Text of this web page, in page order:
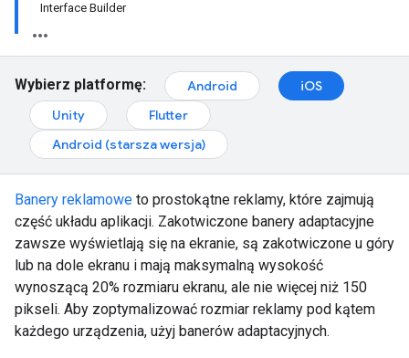
Interface Builder
Wybierz platformę: Android
iOS
Unity
Flutter
Android (starsza wersja)
Banery reklamowe to prostokątne reklamy, które zajmują
część układu aplikacji. Zakotwiczone banery adaptacyjne
zawsze wyświetlają się na ekranie, są zakotwiczone u góry
lub na dole ekranu i mają maksymalną wysokość
wynoszącą 20% rozmiaru ekranu, ale nie więcej niż 150
pikseli. Aby zoptymalizować rozmiar reklamy pod kątem
każdego urządzenia, użyj banerów adaptacyjnych.